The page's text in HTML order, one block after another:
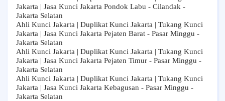
Jakarta | Jasa Kunci Jakarta Pondok Labu - Cilandak -
Jakarta Selatan
Ahli Kunci Jakarta | Duplikat Kunci Jakarta | Tukang Kunci
Jakarta | Jasa Kunci Jakarta Pejaten Barat - Pasar Minggu -
Jakarta Selatan
Ahli Kunci Jakarta | Duplikat Kunci Jakarta | Tukang Kunci
Jakarta | Jasa Kunci Jakarta Pejaten Timur - Pasar Minggu -
Jakarta Selatan
Ahli Kunci Jakarta | Duplikat Kunci Jakarta | Tukang Kunci
Jakarta | Jasa Kunci Jakarta Kebagusan - Pasar Minggu -
Jakarta Selatan